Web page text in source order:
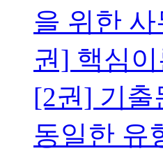
을 위한
권] 핵심
[2권] 기출
동일한 유